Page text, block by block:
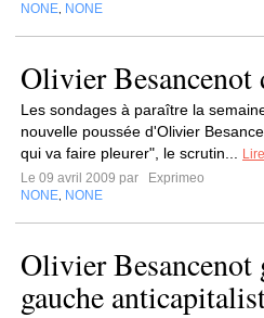
NONE NONE
Olivier Besancenot
Les sondages à paraître la
nouvelle poussée d'Olivier
qui va faire pleurer", le scrutin...
Le 09 avril 2009 par
Exprimeo
NONE NONE
Olivier Besancenot
gauche